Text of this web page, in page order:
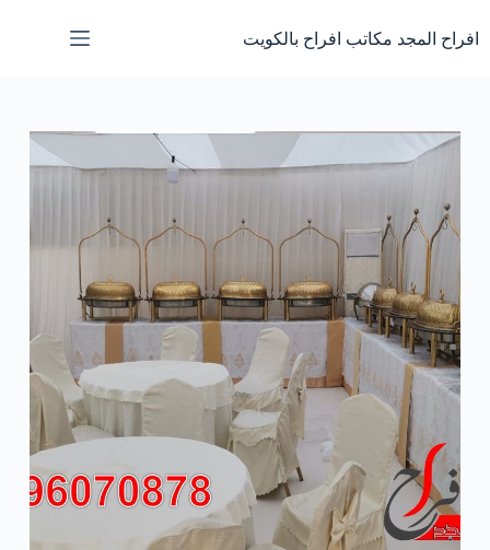
إلى
المحتوى
افراح المجد مكاتب افراح بالكويت